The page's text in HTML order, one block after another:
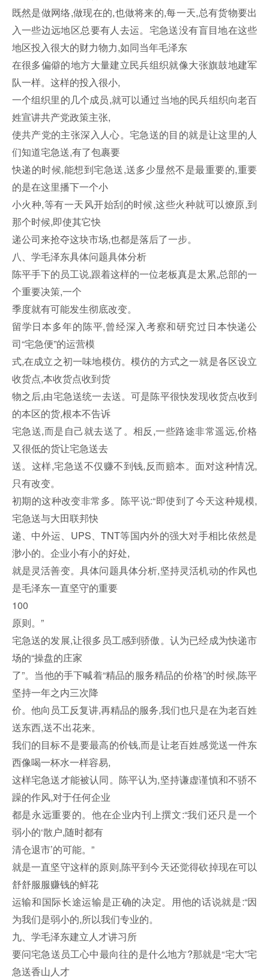
既然是做网络,做现在的,也做将来的,每一天,总有货物要出
入一些边远地区总要有人去运。宅急送没有盲目地在这些
地区投入很大的财力物力,如同当年毛泽东
在很多偏僻的地方大量建立民兵组织就像大张旗鼓地建军
队一样。这样的投入很小,
一个组织里的几个成员,就可以通过当地的民兵组织向老百
姓宣讲共产党政策主张,
使共产党的主张深入人心。宅急送的目的就是让这里的人
们知道宅急送,有了包裹要
快递的时候,能想到宅急送,送多少显然不是最重要的,重要
的是在这里播下一个小
小火种,等有一天风开始刮的时候,这些火种就可以燎原,到
那个时候,即使其它快
递公司来抢夺这块市场,也都是落后了一步。
八、学毛泽东具体问题具体分析
陈平手下的员工说,跟着这样的一位老板真是太累,总部的一
个重要决策,一个
季度就有可能发生彻底改变。
留学日本多年的陈平,曾经深入考察和研究过日本快递公
司“宅急便”的运营模
式,在成立之初一味地模仿。模仿的方式之一就是各区设立
收货点,本收货点收到货
物之后,由宅急送统一去送。可是陈平很快发现收货点收到
的本区的货,根本不告诉
宅急送,而是自己就去送了。相反,一些路途非常遥远,价格
又很低的货让宅急送去
送。这样,宅急送不仅赚不到钱,反而赔本。面对这种情况,
只有改变。
初期的这种改变非常多。陈平说:“即使到了今天这种规模,
宅急送与大田联邦快
递、中外运、UPS、TNT等国内外的强大对手相比依然是
渺小的。企业小有小的好处,
就是灵活善变。具体问题具体分析,坚持灵活机动的作风也
是毛泽东一直坚守的重要
100
原则。”
宅急送的发展,让很多员工感到骄傲。认为已经成为快递市
场的“操盘的庄家
了”。当他的手下喊着“精品的服务精品的价格”的时候,陈平
坚持一年之内三次降
价。他向员工反复讲,再精品的服务,我们也只是在为老百姓
送东西,送不出花来。
我们的目标不是要最高的价钱,而是让老百姓感觉送一件东
西像喝一杯水一样容易,
这样宅急送才能被认同。陈平认为,坚持谦虚谨慎和不骄不
躁的作风,对于任何企业
都是永远重要的。他在企业内刊上撰文:“我们还只是一个
弱小的‘散户,随时都有
清仓退市’的可能。”
就是一直坚守这样的原则,陈平到今天还觉得砍掉现在可以
舒舒服服赚钱的鲜花
运输和国际长途运输是正确的决定。用他的话说就是:“因
为我们是弱小的,所以我们专业的。
九、学毛泽东建立人才讲习所
要问宅急送员工心中最向往的是什么地方?那就是“宅大”宅
急送香山人才